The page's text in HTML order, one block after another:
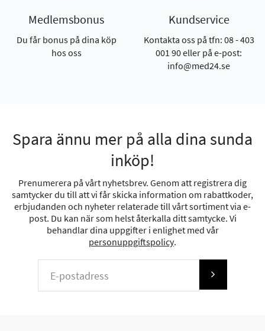
Medlemsbonus
Du får bonus på dina köp
hos oss
Kundservice
Kontakta oss på tfn: 08 - 403
001 90 eller på e-post:
info@med24.se
Spara ännu mer på alla dina sunda
inköp!
Prenumerera på vårt nyhetsbrev. Genom att registrera dig
samtycker du till att vi får skicka information om rabattkoder,
erbjudanden och nyheter relaterade till vårt sortiment via e-
post. Du kan när som helst återkalla ditt samtycke. Vi
behandlar dina uppgifter i enlighet med vår
personuppgiftspolicy.